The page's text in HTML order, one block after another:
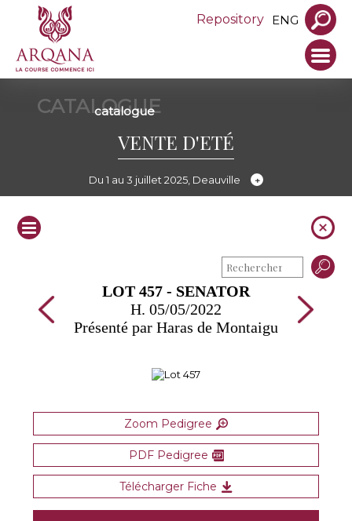
Repository ENG
CATALOGUE
catalogue
VENTE D'ETÉ
Du 1 au 3 juillet 2025, Deauville
LOT 457 - SENATOR
H. 05/05/2022
Présenté par Haras de Montaigu
Zoom Pedigree
PDF Pedigree
Télécharger Fiche